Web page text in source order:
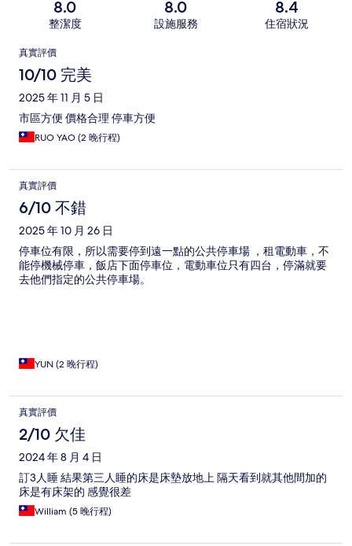
8.0
整潔度
8.0
設施服務
8.4
住宿狀況
評
價
真實評價
10/10 完美
2025 年 11 月 5 日
市區方便 價格合理 停車方便
RUO YAO (2 晚行程)
真實評價
6/10 不錯
2025 年 10 月 26 日
停車位有限，所以需要停到遠一點的公共停車場 ，租電動車，不
能停機械停車，飯店下面停車位，電動車位只有四台，停滿就要
去他們指定的公共停車場。
YUN (2 晚行程)
真實評價
2/10 欠佳
2024 年 8 月 4 日
訂3人睡 結果第三人睡的床是床墊放地上 隔天看到就其他間加的
床是有床架的 感覺很差
William (5 晚行程)